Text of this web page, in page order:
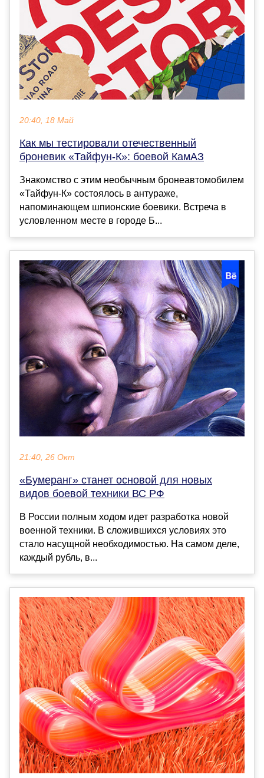
20:40, 18 Май
Как мы тестировали отечественный
броневик «Тайфун-К»: боевой КамАЗ
Знакомство с этим необычным бронеавтомобилем
«Тайфун-К» состоялось в антураже,
напоминающем шпионские боевики. Встреча в
условленном месте в городе Б...
21:40, 26 Окт
«Бумеранг» станет основой для новых
видов боевой техники ВС РФ
В России полным ходом идет разработка новой
военной техники. В сложившихся условиях это
стало насущной необходимостью. На самом деле,
каждый рубль, в...